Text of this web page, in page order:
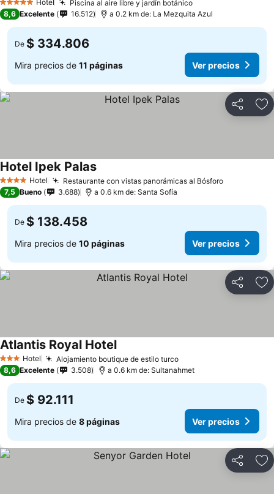
5 Estrellas Hotel Piscina al aire libre y jardín botánicoVer precios
8,6 Excelente 16.512 a 0.2 km de: La Mezquita Azul
De $ 334.806
Mira precios de 11 páginas Ver precios
Compartir
4 EstrellasHotel Restaurante con vistas panorámicas al BósforoVer
Hotel Ipek PalasVer precios
7,5 Bueno 3.688 a 0.6 km de: Santa Sofía
De $ 138.458
Mira precios de 10 páginas Ver precios
Compartir
3 Estrellas
Hotel Alojamiento boutique de estilo turcoVer precios
Atlantis Royal HotelVer precios
8,6 Excelente 3.508 a 0.6 km de: Sultanahmet
De $ 92.111
Mira precios de 8 páginas Ver precios
Compartir